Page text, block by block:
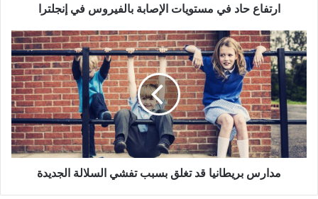
ارتفاع حاد في مستويات الإصابة بالفيروس في إنجلترا
مدارس
بريطانيا
قد
تغلق
بسبب
تفشي
السلالة
الجديدة
مدارس بريطانيا قد تغلق بسبب تفشي السلالة الجديدة